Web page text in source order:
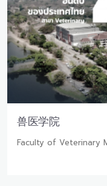
兽医学院
Faculty of Veterinary